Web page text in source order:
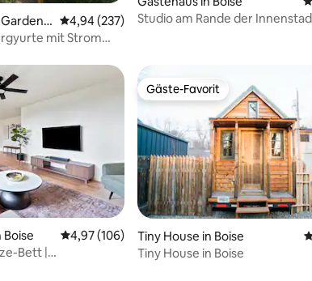
von 5, 109 Bewertungen
V Durchschnittliche Bewertung: 4,94 von 5,
4,94 (237)
mit Strom
Studio am Rande der
Durchschnittliche Bewertung: 4,97 von 5,
4,97 (106)
Bett |
Gäste-Favorit
Gäste-Favorit
Tiny House in Boise
Tiny House in Boise